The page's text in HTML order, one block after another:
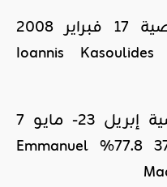
الانتخابات الرئاسية القبرصية 17 فبراير 2008
516441 462847 89.6% Ioannis Kasoulides
الانتخابات الرئاسية الفرنسية إبريل 23- مايو 7
2017 47582183 37003728 77.8% Emmanuel